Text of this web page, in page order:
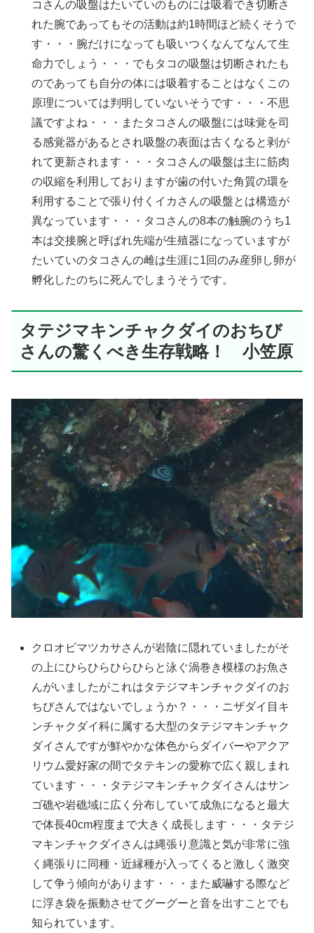
コさんの吸盤はたいていのものには吸着でき切断さ
れた腕であってもその活動は約1時間ほど続くそうで
す・・・腕だけになっても吸いつくなんてなんて生
命力でしょう・・・でもタコの吸盤は切断されたも
のであっても自分の体には吸着することはなくこの
原理については判明していないそうです・・・不思
議ですよね・・・またタコさんの吸盤には味覚を司
る感覚器があるとされ吸盤の表面は古くなると剥が
れて更新されます・・・タコさんの吸盤は主に筋肉
の収縮を利用しておりますが歯の付いた角質の環を
利用することで張り付くイカさんの吸盤とは構造が
異なっています・・・タコさんの8本の触腕のうち1
本は交接腕と呼ばれ先端が生殖器になっていますが
たいていのタコさんの雌は生涯に1回のみ産卵し卵が
孵化したのちに死んでしまうそうです。
タテジマキンチャクダイのおちび
さんの驚くべき生存戦略！ 小笠原
クロオビマツカサさんが岩陰に隠れていましたがそ
の上にひらひらひらひらと泳ぐ渦巻き模様のお魚さ
んがいましたがこれはタテジマキンチャクダイのお
ちびさんではないでしょうか？・・・ニザダイ目キ
ンチャクダイ科に属する大型のタテジマキンチャク
ダイさんですが鮮やかな体色からダイバーやアクア
リウム愛好家の間でタテキンの愛称で広く親しまれ
ています・・・タテジマキンチャクダイさんはサン
ゴ礁や岩礁域に広く分布していて成魚になると最大
で体長40cm程度まで大きく成長します・・・タテジ
マキンチャクダイさんは縄張り意識と気が非常に強
く縄張りに同種・近縁種が入ってくると激しく激突
して争う傾向があります・・・また威嚇する際など
に浮き袋を振動させてグーグーと音を出すことでも
知られています。